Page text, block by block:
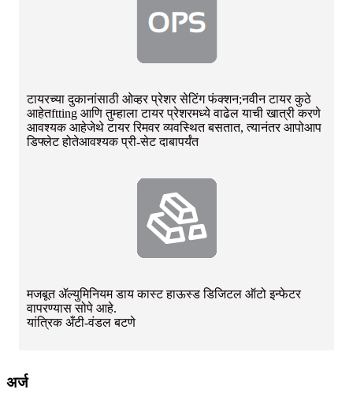
टायरच्या दुकानांसाठी ओव्हर प्रेशर सेटिंग फंक्शन;नवीन टायर कुठे
आहेतftting आणि तुम्हाला टायर प्रेशरमध्ये वाढेल याची खात्री करणे
आवश्यक आहेजेथे टायर रिमवर व्यवस्थित बसतात, त्यानंतर आपोआप
डिफ्लेट होतेआवश्यक प्री-सेट दाबापर्यंत
मजबूत ॲल्युमिनियम डाय कास्ट हाऊस्ड डिजिटल ऑटो इन्फेटर
वापरण्यास सोपे आहे.
यांत्रिक अँटी-वंडल बटणे
अर्ज